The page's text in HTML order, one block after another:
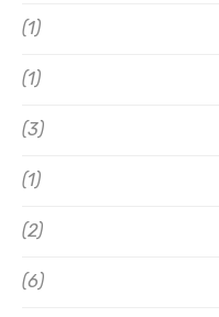
(1)
(1)
(3)
(1)
(2)
(6)